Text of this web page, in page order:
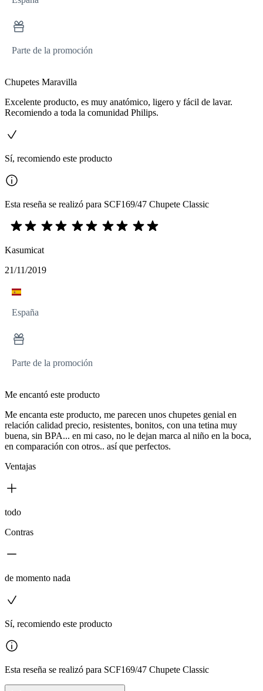
Parte de la promoción
Chupetes Maravilla
Excelente producto, es muy anatómico, ligero y fácil de lavar.
Recomiendo a toda la comunidad Philips.
Sí, recomiendo este producto
Esta reseña se realizó para SCF169/47 Chupete Classic
Kasumicat
21/11/2019
España
Parte de la promoción
Me encantó este producto
Me encanta este producto, me parecen unos chupetes genial en
relación calidad precio, resistentes, bonitos, con una tetina muy
buena, sin BPA... en mi caso, no le dejan marca al niño en la boca,
en comparación con otros.. así que perfectos.
Ventajas
todo
Contras
de momento nada
Sí, recomiendo este producto
Esta reseña se realizó para SCF169/47 Chupete Classic